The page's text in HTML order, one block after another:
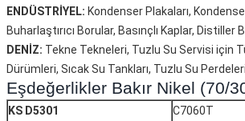
ENDÜSTRİYEL: Kondenser Plakaları,
Buharlaştırıcı Borular, Basınçlı Kaplar,
DENİZ: Tekne Tekneleri, Tuzlu Su Servisi için
Dürümleri, Sıcak Su Tankları, Tuzlu Su
Eşdeğerlikler Bakır Nikel (70/
KS D5301
C7060T